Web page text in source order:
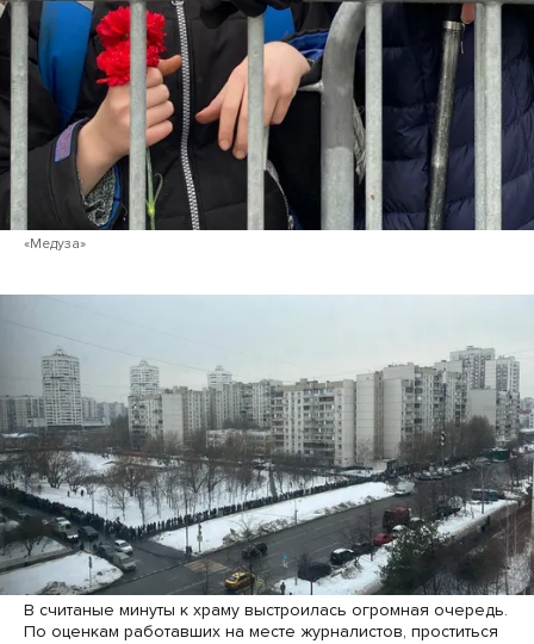
«Медуза»
В считаные минуты к храму выстроилась огромная очередь.
По оценкам работавших на месте журналистов, проститься